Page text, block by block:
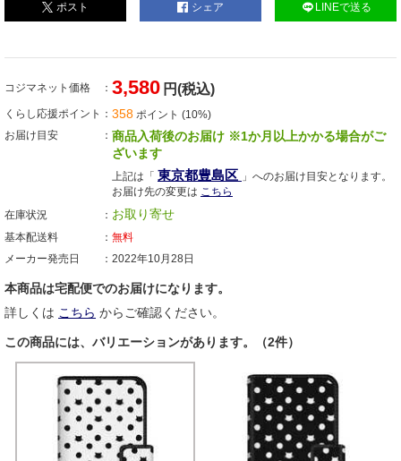
ポスト シェア LINEで送る
コジマネット価格 3,580 円(税込)
くらし応援ポイント 358 ポイント (10%)
お届け目安
商品入荷後のお届け ※1か月以上かかる場合がご
ざいます
上記は「 東京都豊島区 」へのお届け目安となります。
お届け先の変更は こちら
在庫状況
お取り寄せ
基本配送料
無料
メーカー発売日
2022年10月28日
本商品は宅配便でのお届けになります。
詳しくは こちら からご確認ください。
この商品には、バリエーションがあります。（2件）